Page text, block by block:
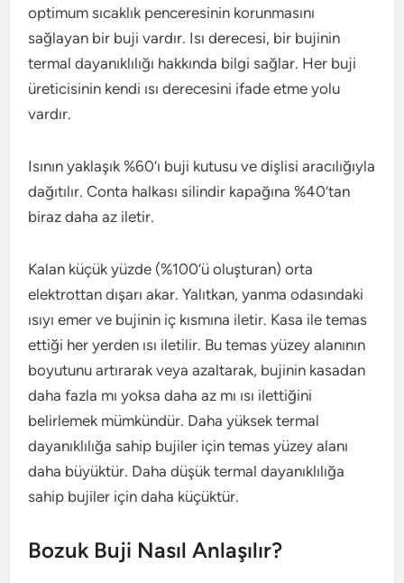
optimum sıcaklık penceresinin korunmasını
sağlayan bir buji vardır. Isı derecesi, bir bujinin
termal dayanıklılığı hakkında bilgi sağlar. Her buji
üreticisinin kendi ısı derecesini ifade etme yolu
vardır.
Isının yaklaşık %60’ı buji kutusu ve dişlisi aracılığıyla
dağıtılır. Conta halkası silindir kapağına %40’tan
biraz daha az iletir.
Kalan küçük yüzde (%100’ü oluşturan) orta
elektrottan dışarı akar. Yalıtkan, yanma odasındaki
ısıyı emer ve bujinin iç kısmına iletir. Kasa ile temas
ettiği her yerden ısı iletilir. Bu temas yüzey alanının
boyutunu artırarak veya azaltarak, bujinin kasadan
daha fazla mı yoksa daha az mı ısı ilettiğini
belirlemek mümkündür. Daha yüksek termal
dayanıklılığa sahip bujiler için temas yüzey alanı
daha büyüktür. Daha düşük termal dayanıklılığa
sahip bujiler için daha küçüktür.
Bozuk Buji Nasıl Anlaşılır?